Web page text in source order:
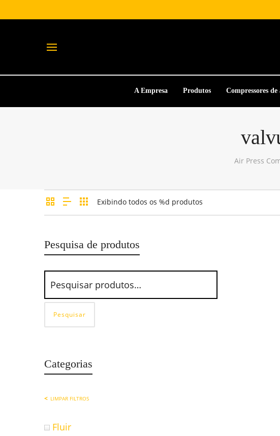
A Empresa Produtos Compressores de
Air Press
Exibindo todos os %d produtos
Pesquisa de produtos
Pesquisar
Categorias
LIMPAR FILTROS
Fluir